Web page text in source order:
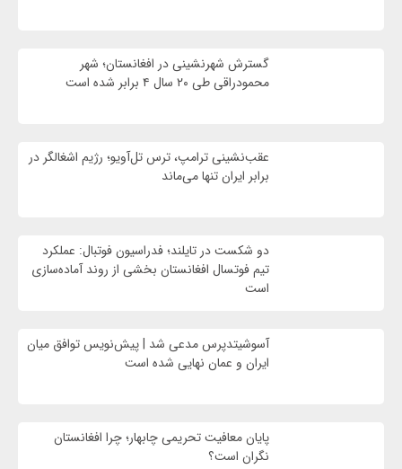
گسترش شهرنشینی در افغانستان؛ شهر
محمودراقی طی ۲۰ سال ۴ برابر شده است
عقب‌نشینی ترامپ، ترس تل‌آویو؛ رژیم اشغالگر در
برابر ایران تنها می‌ماند
دو شکست در تایلند؛ فدراسیون فوتبال: عملکرد
تیم فوتسال افغانستان بخشی از روند آماده‌سازی
است
آسوشیتدپرس مدعی شد | پیش‌نویس توافق میان
ایران و عمان نهایی شده است
پایان معافیت تحریمی‌ چابهار؛ چرا افغانستان
نگران است؟